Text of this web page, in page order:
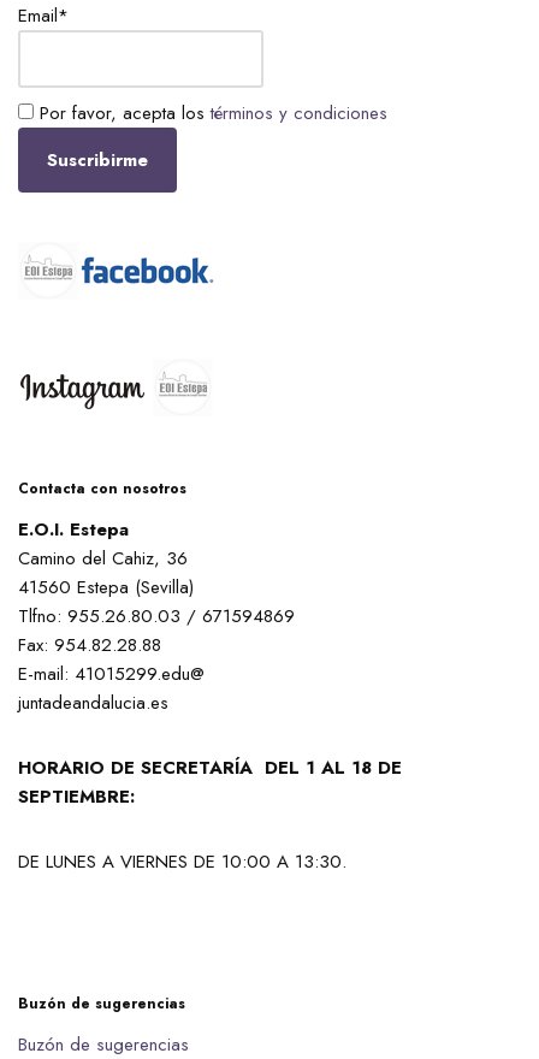
Email*
Por favor, acepta lostérminos y condiciones
Contacta con nosotros
E.O.I. Estepa
Camino del Cahiz, 36
41560 Estepa (Sevilla)
Tlfno: 955.26.80.03 / 671594869
Fax: 954.82.28.88
E-mail: 41015299.edu@
juntadeandalucia.es
HORARIO DE SECRETARÍA DEL 1 AL 18 DE
SEPTIEMBRE:
DE LUNES A VIERNES DE 10:00 A 13:30.
Buzón de sugerencias
Buzón de sugerencias